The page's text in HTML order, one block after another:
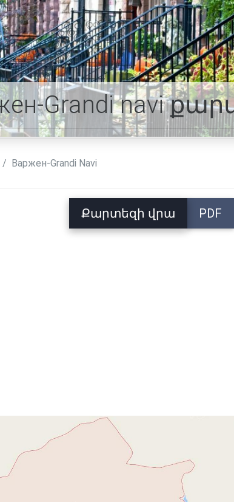
Grandi navi
Варжен-Grandi Navi
Քարտեզի վրա PDF